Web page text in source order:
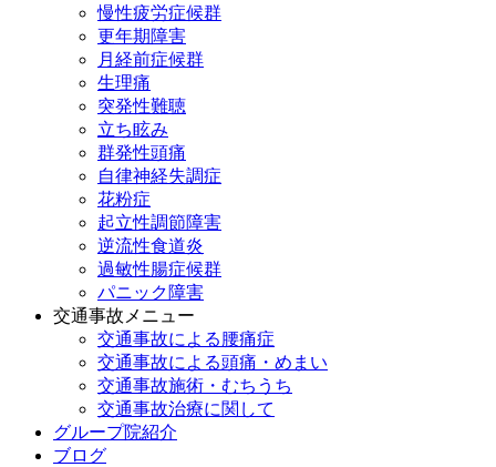
慢性疲労症候群
更年期障害
月経前症候群
生理痛
突発性難聴
立ち眩み
群発性頭痛
自律神経失調症
花粉症
起立性調節障害
逆流性食道炎
過敏性腸症候群
パニック障害
交通事故メニュー
交通事故による腰痛症
交通事故による頭痛・めまい
交通事故施術・むちうち
交通事故治療に関して
グループ院紹介
ブログ